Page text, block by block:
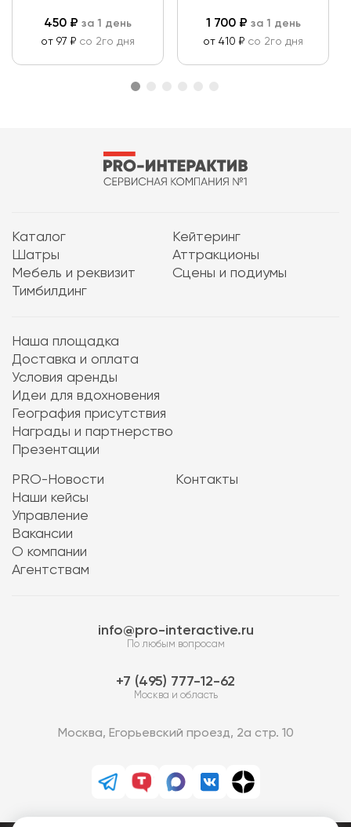
450 ₽ за 1 день
от 97 ₽ со 2го дня
1 700₽ за 1 день
от 410 ₽ со 2го дня
Каталог
Кейтеринг
Шатры
Аттракционы
Мебель и реквизит
Сцены и подиумы
Тимбилдинг
Наша площадка
Доставка и оплата
Условия аренды
Идеи для вдохновения
География присутствия
Награды и партнерство
Презентации
PRO-Новости
Наши кейсы
Управление
Вакансии
О компании
Агентствам
Контакты
info@pro-interactive.ru
По любым вопросам
7 (495) 777-12-62
Москва и область
Москва, Егорьевский проезд, 2а стр. 10